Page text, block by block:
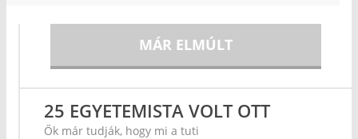
MÁR ELMÚLT
25 EGYETEMISTA VOLT OTT
Ők már tudják, hogy mi a tuti